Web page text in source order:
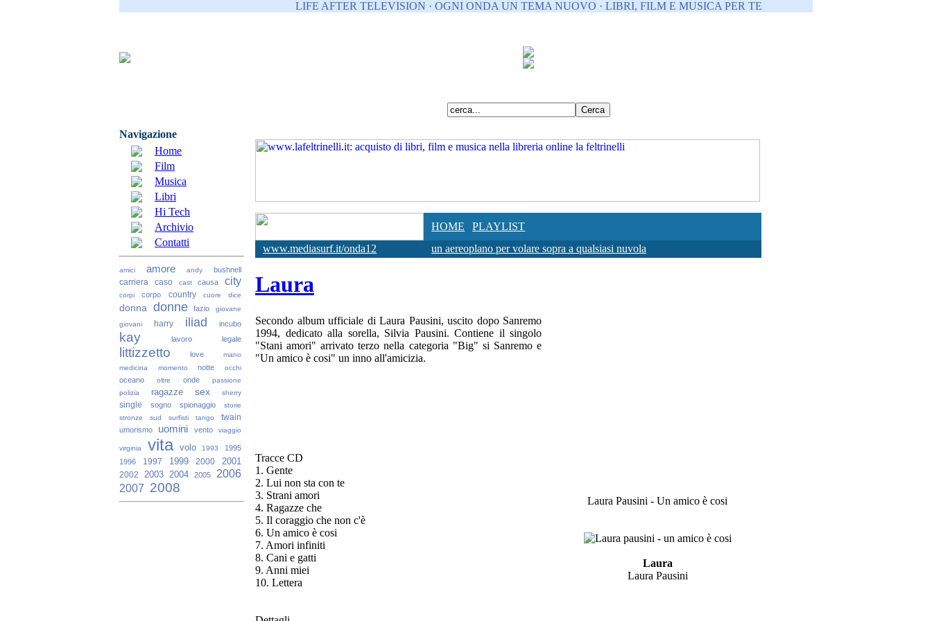
LIFE AFTER TELEVISION · OGNI ONDA UN TEMA NUOVO · LIBRI, FILM E MUSICA PER TE
Navigazione
Home
Film
Musica
Libri
Hi Tech
Archivio
Contatti
amici amore andy bushnell
carriera caso cast causa city
corpi corpo country cuore dice
donna donne fazio
giovane
giovani
harry iliad incubo
kay lavoro legale
littizzetto love
mano
medicina
momento notte occhi
oceano oltre onde
passione
polizia
ragazze sex sherry
single sogno spionaggio
storie
stronze
sud surfisti tango
twain
umorismo
uomini vento viaggio
virginia vita volo 1993
1995
1996
1997 1999 2000 2001
2002 2003 2004 2005
2006
2007 2008
HOME
PLAYLIST
www.mediasurf.it/onda12
un aereoplano per volare sopra a qualsiasi nuvola
Laura
Secondo album ufficiale di Laura Pausini, uscito dopo Sanremo
1994, dedicato alla sorella, Silvia Pausini. Contiene il singolo
"Stani amori" arrivato terzo nella categoria "Big" si Sanremo e
"Un amico è cosi" un inno all'amicizia.
Tracce CD
1. Gente
2. Lui non sta con te
3. Strani amori
4. Ragazze che
5. Il coraggio che non c'è
6. Un amico è cosi
7. Amori infiniti
8. Cani e gatti
9. Anni miei
10. Lettera
Laura Pausini - Un amico è cosi
Laura
Laura Pausini